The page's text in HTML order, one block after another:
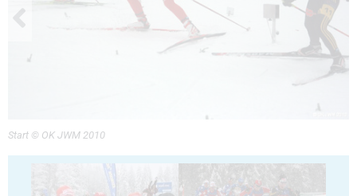
Start © OK JWM 2010